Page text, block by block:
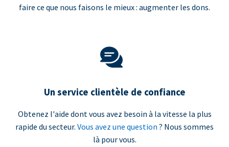
faire ce que nous faisons le mieux : augmenter les dons.
Un service clientèle de confiance
Obtenez l'aide dont vous avez besoin à la vitesse la plus
rapide du secteur. Vous avez une question ? Nous sommes
là pour vous.